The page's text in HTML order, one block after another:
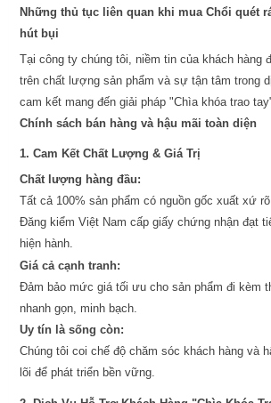
Những thủ tục liên quan khi mua Chổi quét
hút bụi
Tại công ty chúng tôi, niềm tin của khách hàng
trên chất lượng sản phẩm và sự tận tâm trong
cam kết mang đến giải pháp "Chìa khóa trao
Chính sách bán hàng và hậu mãi toàn diện
1. Cam Kết Chất Lượng & Giá Trị
Chất lượng hàng đầu:
Tất cả 100% sản phẩm có nguồn gốc xuất xứ
Đăng kiểm Việt Nam cấp giấy chứng nhận đạt
hiện hành.
Giá cả cạnh tranh:
Đảm bảo mức giá tối ưu cho sản phẩm đi kèm
nhanh gọn, minh bạch.
Uy tín là sống còn:
Chúng tôi coi chế độ chăm sóc khách hàng và
lõi để phát triển bền vững.